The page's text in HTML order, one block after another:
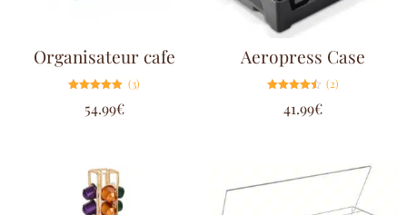
Organisateur cafe
5.00
sur 5
(3)
54.99€
Aeropress Case
4.50
sur 5
(2)
41.99€